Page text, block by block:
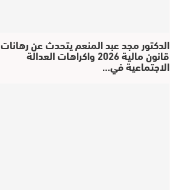
الدكتور مجد عبد المنعم يتحدث عن رهانات
قانون مالية 2026 واكراهات العدالة
الاجتماعية في…